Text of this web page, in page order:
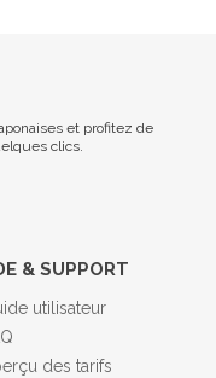
et profitez de
clics.
& SUPPORT
utilisateur
des tarifs